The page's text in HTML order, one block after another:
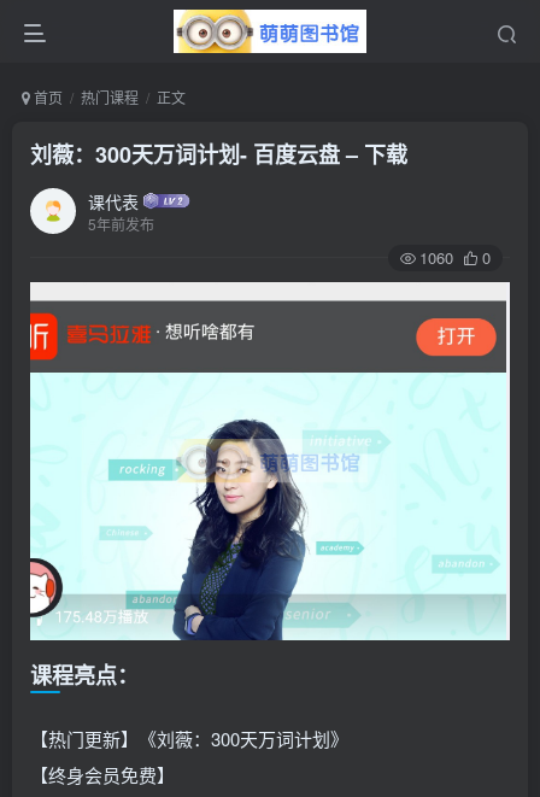
首页 热门课程 正文
刘薇：300天万词计划- 百度云盘 – 下载
课代表
5年前发布
1060 0
课程亮点：
【热门更新】《刘薇：300天万词计划》
【终身会员免费】